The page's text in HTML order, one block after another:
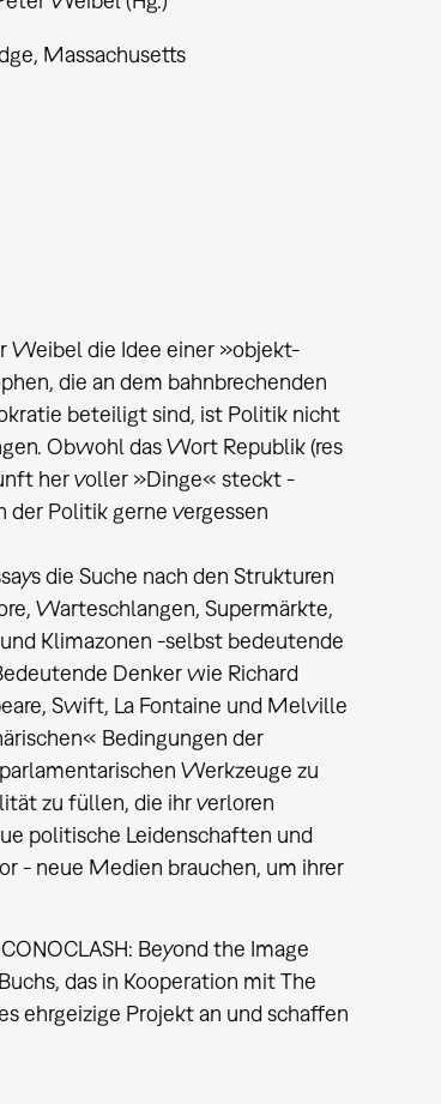
Massachusetts
Weibel die Idee einer »objekt-
die an dem bahnbrechenden
beteiligt sind, ist Politik nicht
Obwohl das Wort Republik (res
her voller »Dinge« steckt -
der Politik gerne vergessen
die Suche nach den Strukturen
Warteschlangen, Supermärkte,
Klimazonen -selbst bedeutende
Denker wie Richard
Swift, La Fontaine und Melville
Bedingungen der
Werkzeuge zu
zu füllen, die ihr verloren
politische Leidenschaften und
- neue Medien brauchen, um ihrer
Beyond the Image
das in Kooperation mit The
ehrgeizige Projekt an und schaffen